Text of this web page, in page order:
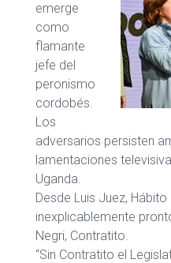
emerge
como
flamante
jefe del
peronismo
cordobés.
Los
adversarios persisten
lamentaciones
Uganda.
Desde Luis Juez,
inexplicablemente
Negri, Contratito.
“Sin Contratito el